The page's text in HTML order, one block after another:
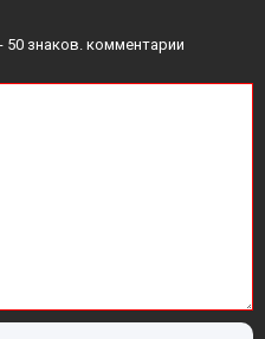
знаков. комментарии